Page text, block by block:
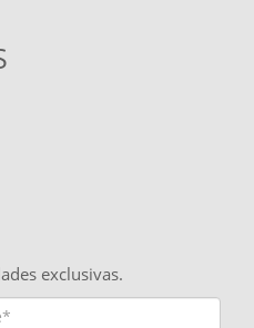
exclusivas.